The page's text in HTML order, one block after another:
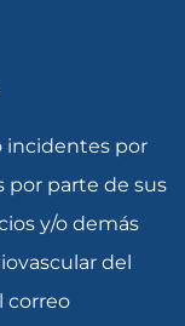
incidentes por
por parte de sus
y/o demás
del
correo